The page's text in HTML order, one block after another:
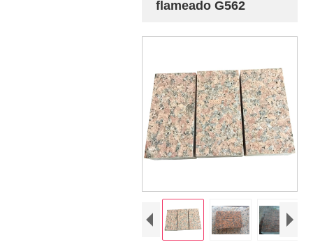
flameado G562